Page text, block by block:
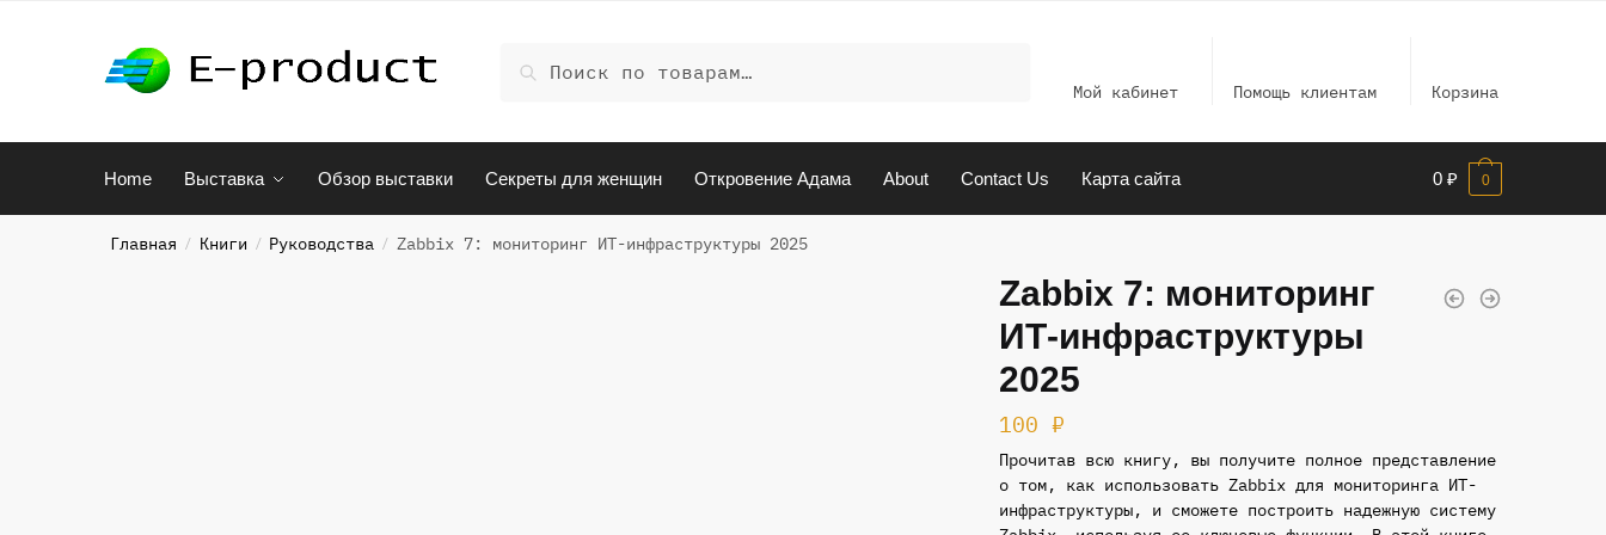
navigation
Поиск
Мой кабинет Помощь клиентам Корзина
Home Выставка Обзор выставки Секреты для женщин Откровение Адама About Contact Us Карта сайта 0 ₽ 0
Главная / Книги / Руководства / Zabbix 7: мониторинг ИТ-инфраструктуры 2025
Zabbix 7: мониторинг
ИТ-инфраструктуры
2025
100 ₽
Прочитав всю книгу, вы получите полное представление
о том, как использовать Zabbix для мониторинга ИТ-
инфраструктуры, и сможете построить надежную систему